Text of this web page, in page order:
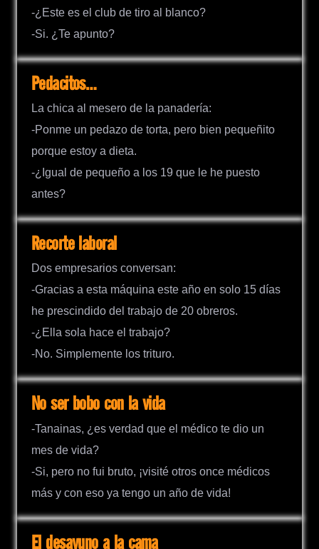
-¿Este es el club de tiro al blanco?
-Si. ¿Te apunto?
Pedacitos…
La chica al mesero de la panadería:
-Ponme un pedazo de torta, pero bien pequeñito
porque estoy a dieta.
-¿Igual de pequeño a los 19 que le he puesto
antes?
Recorte laboral
Dos empresarios conversan:
-Gracias a esta máquina este año en solo 15 días
he prescindido del trabajo de 20 obreros.
-¿Ella sola hace el trabajo?
-No. Simplemente los trituro.
No ser bobo con la vida
-Tanainas, ¿es verdad que el médico te dio un
mes de vida?
-Si, pero no fui bruto, ¡visité otros once médicos
más y con eso ya tengo un año de vida!
El desayuno a la cama